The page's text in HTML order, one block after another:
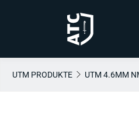
UTM PRODUKTE UTM 4.6MM